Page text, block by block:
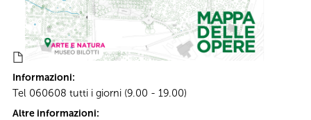
Informazioni:
Tel 060608 tutti i giorni (9.00 - 19.00)
Altre informazioni: